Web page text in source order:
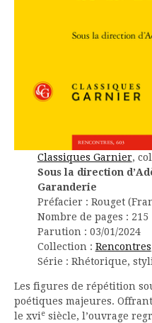
Classiques Garnier,
Sous la direction
Garanderie
Préfacier : Rouget
Nombre de pages : 215
Parution : 03/01/2024
Collection : Rencontres
Série : Rhétorique,
Les figures de répétition
poétiques majeures.
le xvie siècle, l’ouvrage